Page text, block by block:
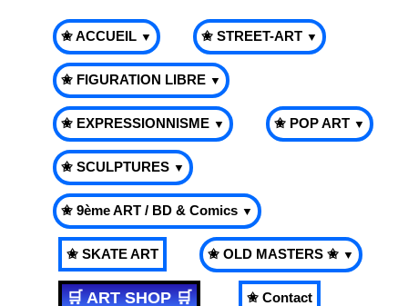
✬ ACCUEIL ▼ ✬ STREET-ART ▼
✬ FIGURATION LIBRE ▼
✬ EXPRESSIONNISME ▼ ✬ POP ART ▼
✬ SCULPTURES ▼
✬ 9ème ART / BD & Comics ▼
✬ SKATE ART ✬ OLD MASTERS ✬ ▼
🛒 ART SHOP 🛒 ✬ Contact